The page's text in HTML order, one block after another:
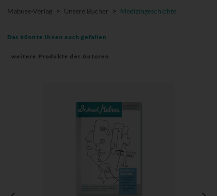
Mabuse-Verlag > Unsere Bücher > Medizingeschichte
Das könnte Ihnen auch gefallen
weitere Produkte der Autoren